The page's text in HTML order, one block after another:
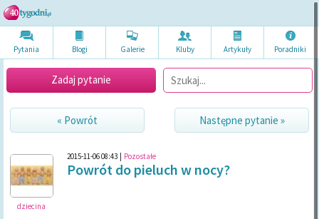
Pytania Blogi Galerie Kluby Artykuły Poradniki
Zadaj pytanie
« Powrót Następne pytanie »
dziecina
2015-11-06 08:43 Pozostałe
Powrót do pieluch w nocy?